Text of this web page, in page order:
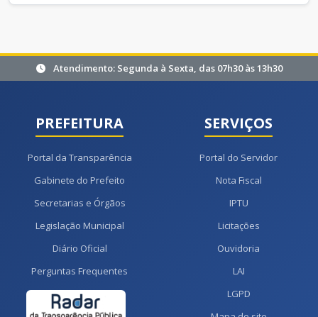
Atendimento: Segunda à Sexta, das 07h30 às 13h30
PREFEITURA
Portal da Transparência
Gabinete do Prefeito
Secretarias e Órgãos
Legislação Municipal
Diário Oficial
Perguntas Frequentes
SERVIÇOS
Portal do Servidor
Nota Fiscal
IPTU
Licitações
Ouvidoria
LAI
LGPD